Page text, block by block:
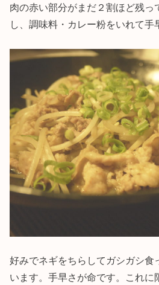
肉の赤い部分がまだ２割ほど残っ
し、調味料・カレー粉をいれて手
好みでネギをちらしてガシガシ食
います。手早さが命です。これに